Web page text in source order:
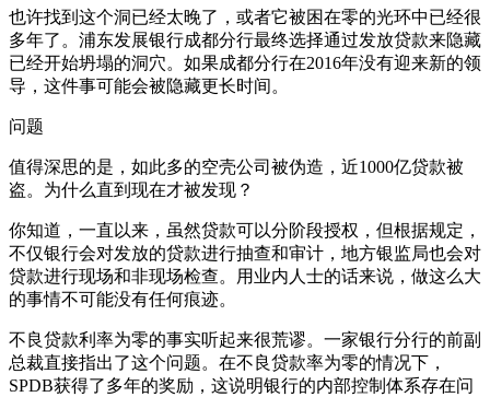
也许找到这个洞已经太晚了，或者它被困在零的光环中已经很
多年了。浦东发展银行成都分行最终选择通过发放贷款来隐藏
已经开始坍塌的洞穴。如果成都分行在2016年没有迎来新的领
导，这件事可能会被隐藏更长时间。
问题
值得深思的是，如此多的空壳公司被伪造，近1000亿贷款被
盗。为什么直到现在才被发现？
你知道，一直以来，虽然贷款可以分阶段授权，但根据规定，
不仅银行会对发放的贷款进行抽查和审计，地方银监局也会对
贷款进行现场和非现场检查。用业内人士的话来说，做这么大
的事情不可能没有任何痕迹。
不良贷款利率为零的事实听起来很荒谬。一家银行分行的前副
总裁直接指出了这个问题。在不良贷款率为零的情况下，
SPDB获得了多年的奖励，这说明银行的内部控制体系存在问